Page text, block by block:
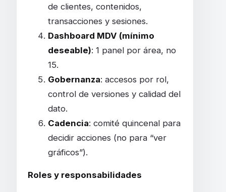
de clientes, contenidos,
transacciones y sesiones.
Dashboard MDV (mínimo
deseable): 1 panel por área, no
15.
Gobernanza: accesos por rol,
control de versiones y calidad del
dato.
Cadencia: comité quincenal para
decidir acciones (no para “ver
gráficos”).
Roles y responsabilidades